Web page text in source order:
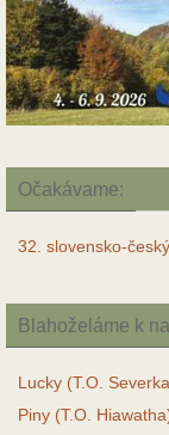
Očakávame:
32. slovensko-
Blahoželáme k
Lucky (T.O.
Piny (T.O.